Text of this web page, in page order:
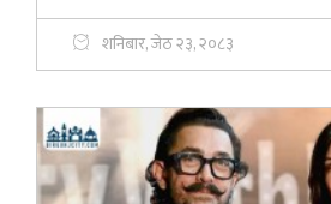
शनिबार, जेठ २३, २०८३